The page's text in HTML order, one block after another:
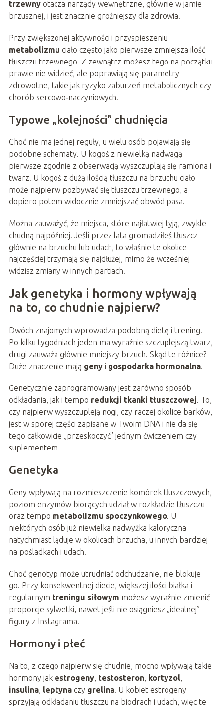
trzewnyotacza narządy wewnętrzne, głównie w jamie
brzusznej, i jest znacznie groźniejszy dla zdrowia.
Przy zwiększonej aktywności i przyspieszeniu
metabolizmu ciało często jako pierwsze zmniejsza ilość
tłuszczu trzewnego. Z zewnątrz możesz tego na początku
prawie nie widzieć, ale poprawiają się parametry
zdrowotne, takie jak ryzyko zaburzeń metabolicznych czy
chorób sercowo‑naczyniowych.
Typowe „kolejności” chudnięcia
Choć nie ma jednej reguły, u wielu osób pojawiają się
podobne schematy. U kogoś z niewielką nadwagą
pierwsze zgodnie z obserwacją wyszczuplają się ramiona i
twarz. U kogoś z dużą ilością tłuszczu na brzuchu ciało
może najpierw pozbywać się tłuszczu trzewnego, a
dopiero potem widocznie zmniejszać obwód pasa.
Można zauważyć, że miejsca, które najłatwiej tyją, zwykle
chudną najpóźniej. Jeśli przez lata gromadziłeś tłuszcz
głównie na brzuchu lub udach, to właśnie te okolice
najczęściej trzymają się najdłużej, mimo że wcześniej
widzisz zmiany w innych partiach.
Jak genetyka i hormony wpływają
na to, co chudnie najpierw?
Dwóch znajomych wprowadza podobną dietę i trening.
Po kilku tygodniach jeden ma wyraźnie szczuplejszą twarz,
drugi zauważa głównie mniejszy brzuch. Skąd te różnice?
Duże znaczenie mają genyi gospodarka hormonalna.
Genetycznie zaprogramowany jest zarówno sposób
odkładania, jak i tempo redukcji tkanki tłuszczowej. To,
czy najpierw wyszczupleją nogi, czy raczej okolice barków,
jest w sporej części zapisane w Twoim DNA i nie da się
tego całkowicie „przeskoczyć” jednym ćwiczeniem czy
suplementem.
Genetyka
Geny wpływają na rozmieszczenie komórek tłuszczowych,
poziom enzymów biorących udział w rozkładzie tłuszczu
oraz tempo metabolizmu spoczynkowego. U
niektórych osób już niewielka nadwyżka kaloryczna
natychmiast ląduje w okolicach brzucha, u innych bardziej
na pośladkach i udach.
Choć genotyp może utrudniać odchudzanie, nie blokuje
go. Przy konsekwentnej diecie, większej ilości białka i
regularnym treningu siłowym możesz wyraźnie zmienić
proporcje sylwetki, nawet jeśli nie osiągniesz „idealnej”
figury z Instagrama.
Hormony i płeć
Na to, z czego najpierw się chudnie, mocno wpływają takie
hormony jak estrogeny, testosteron, kortyzol,
insulina, leptynaczy grelina. U kobiet estrogeny
sprzyjają odkładaniu tłuszczu na biodrach i udach, więc te